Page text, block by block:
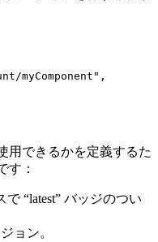
myComponent",
用できるかを定義するた
す：
で “latest” バッジのつい
ョン。